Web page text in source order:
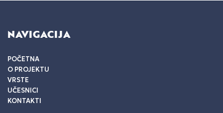
NAVIGACIJA
POČETNA
O PROJEKTU
VRSTE
UČESNICI
KONTAKTI